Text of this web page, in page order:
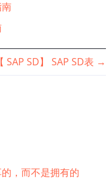
【 SAP SD】 SAP SD表 →
，而不是拥有的